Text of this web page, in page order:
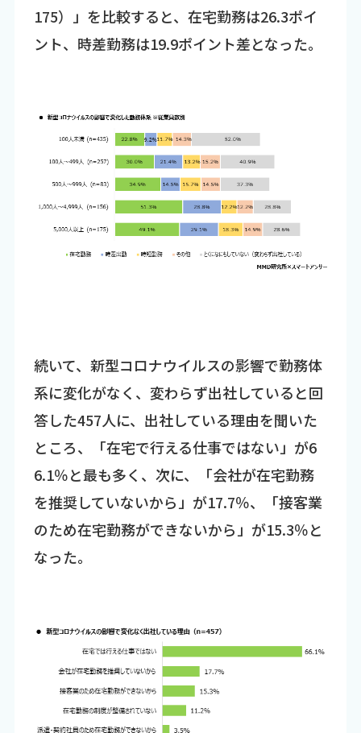
175）」を比較すると、在宅勤務は26.3ポイ
ント、時差勤務は19.9ポイント差となった。
続いて、新型コロナウイルスの影響で勤務体
系に変化がなく、変わらず出社していると回
答した457人に、出社している理由を聞いた
ところ、「在宅で行える仕事ではない」が6
6.1％と最も多く、次に、「会社が在宅勤務
を推奨していないから」が17.7％、「接客業
のため在宅勤務ができないから」が15.3％と
なった。